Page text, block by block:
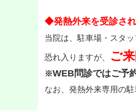
◆発熱外来を受診さ
当院は、駐車場・スタ
恐れ入りますが、 ご
※WEB問診ではご予
なお、発熱外来専用の